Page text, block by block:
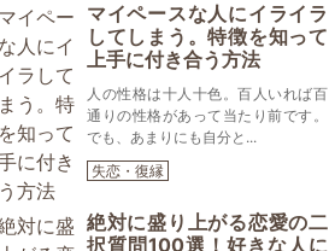
マイペースな人にイライラ
してしまう。特徴を知って
上手に付き合う方法
人の性格は十人十色。百人いれば百
通りの性格があって当たり前です。
でも、あまりにも自分と...
失恋・復縁
絶対に盛り上がる恋愛の二
択質問100選！好きな人に